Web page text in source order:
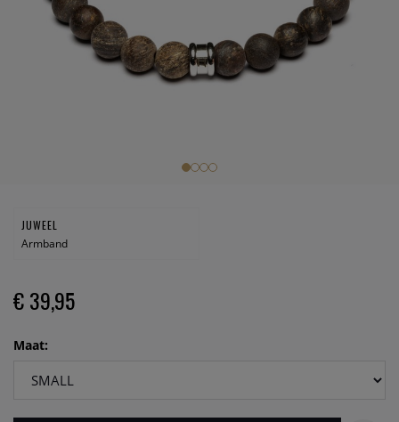
JUWEEL
Armband
€ 39,95
Maat: